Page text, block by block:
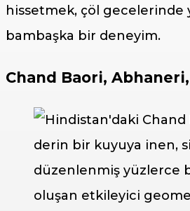
hissetmek, çöl gecelerinde
bambaşka bir deneyim.
Chand Baori,